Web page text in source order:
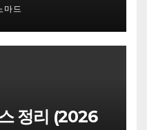
마드
정리 (2026